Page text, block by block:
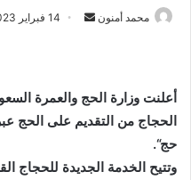
محمد أمنون
ب
ر
د
14 فبراير 2023
أعلنت وزارة الحج والعمرة
الحجاج من التقديم على الحج
حج“.
وتتيح الخدمة الجديدة للحجاج